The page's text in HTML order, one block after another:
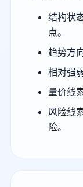
结构状
点。
趋势方
相对强
量价线
风险线
险。